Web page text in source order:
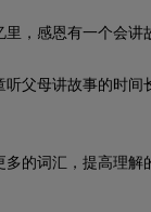
，感恩有一个会讲
父母讲故事的时间
的词汇，提高理解